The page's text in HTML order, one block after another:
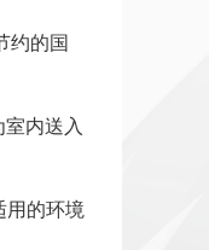
约的国
内送入
用的环境